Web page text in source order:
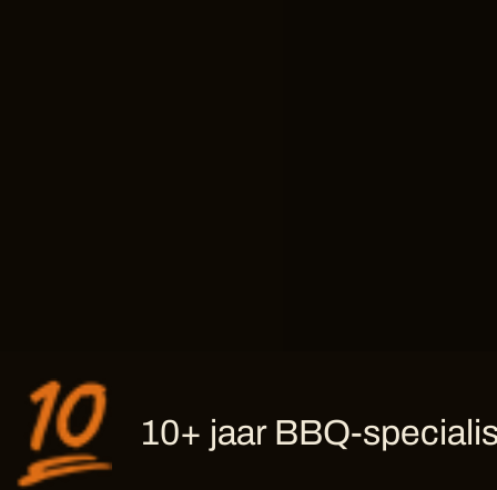
10+ jaar BBQ-